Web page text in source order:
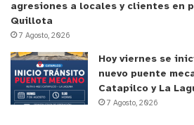
agresiones a locales y clientes en
Quillota
7 Agosto, 2026
Hoy viernes se
nuevo puente
Catapilco y La
7 Agosto, 2026